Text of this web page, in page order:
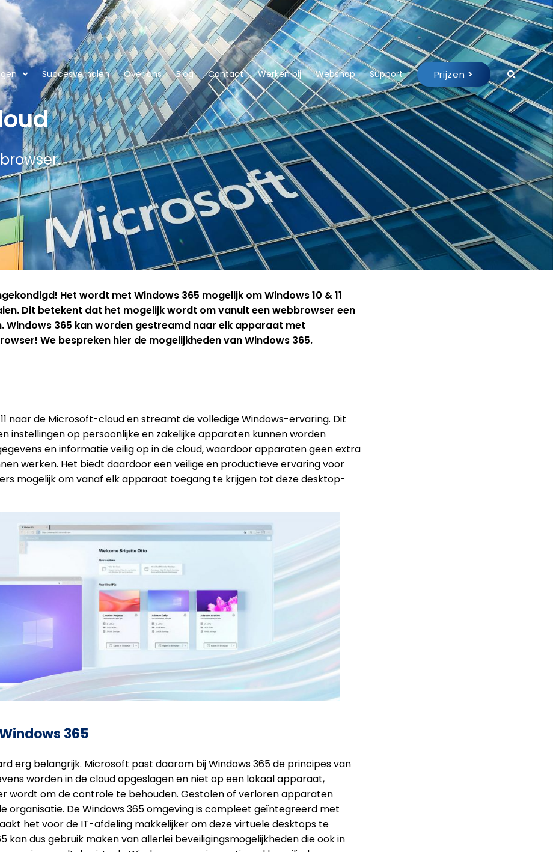
Succesverhalen Over ons Blog Contact Werken bij Webshop Support Prijzen >
Het wordt met Windows 365 mogelijk om Windows 10 & 11
Dit betekent dat het mogelijk wordt om vanuit een webbrowser een
Windows 365 kan worden gestreamd naar elk apparaat met
We bespreken hier de mogelijkheden van Windows 365.
naar de Microsoft-cloud en streamt de volledige Windows-ervaring. Dit
instellingen op persoonlijke en zakelijke apparaten kunnen worden
en informatie veilig op in de cloud, waardoor apparaten geen extra
werken. Het biedt daardoor een veilige en productieve ervaring voor
mogelijk om vanaf elk apparaat toegang te krijgen tot deze desktop-
365
erg belangrijk. Microsoft past daarom bij Windows 365 de principes van
worden in de cloud opgeslagen en niet op een lokaal apparaat,
wordt om de controle te behouden. Gestolen of verloren apparaten
organisatie. De Windows 365 omgeving is compleet geïntegreerd met
het voor de IT-afdeling makkelijker om deze virtuele desktops te
kan dus gebruik maken van allerlei beveiligingsmogelijkheden die ook in